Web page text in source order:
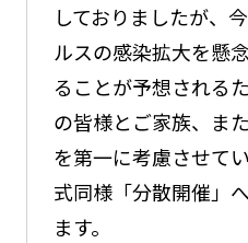
しておりましたが、
ルスの感染拡大を懸
ることが予想される
の皆様とご家族、ま
を第一に考慮させて
式同様「分散開催」
ます。